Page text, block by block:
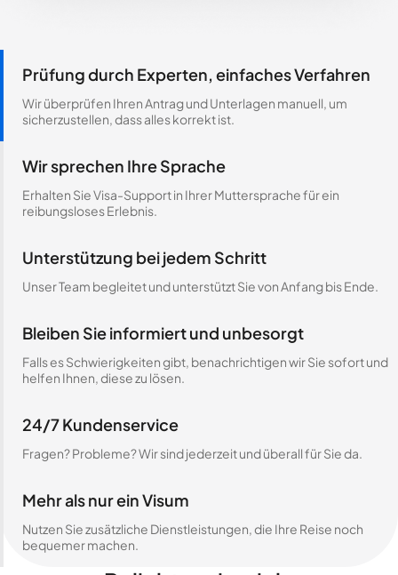
Prüfung durch Experten, einfaches Verfahren
Wir überprüfen Ihren Antrag und Unterlagen manuell, um
sicherzustellen, dass alles korrekt ist.
Wir sprechen Ihre Sprache
Erhalten Sie Visa-Support in Ihrer Muttersprache für ein
reibungsloses Erlebnis.
Unterstützung bei jedem Schritt
Unser Team begleitet und unterstützt Sie von Anfang bis Ende.
Bleiben Sie informiert und unbesorgt
Falls es Schwierigkeiten gibt, benachrichtigen wir Sie sofort und
helfen Ihnen, diese zu lösen.
24/7 Kundenservice
Fragen? Probleme? Wir sind jederzeit und überall für Sie da.
Mehr als nur ein Visum
Nutzen Sie zusätzliche Dienstleistungen, die Ihre Reise noch
bequemer machen.